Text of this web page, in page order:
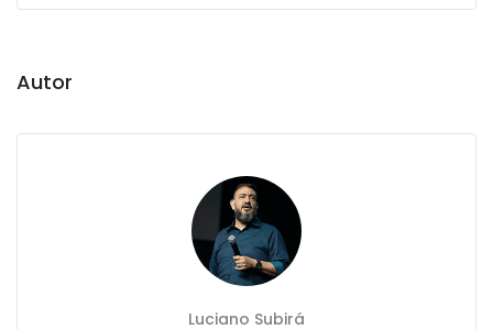
Autor
Luciano Subirá